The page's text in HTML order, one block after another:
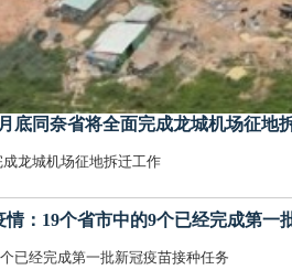
月底同奈省将全面完成龙城机场征地
龙城机场征地拆迁工作
情：19个省市中的9个已经完成第一
已经完成第一批新冠疫苗接种任务